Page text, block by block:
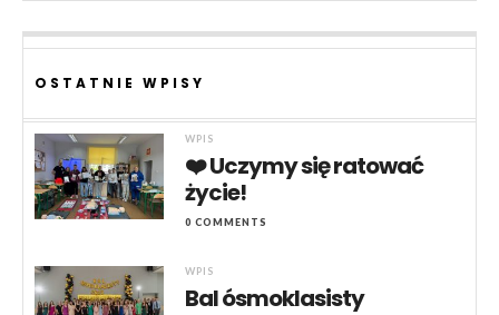
OSTATNIE WPISY
WPIS
❤️ Uczymy się ratować
życie!
0 COMMENTS
WPIS
Bal ósmoklasisty